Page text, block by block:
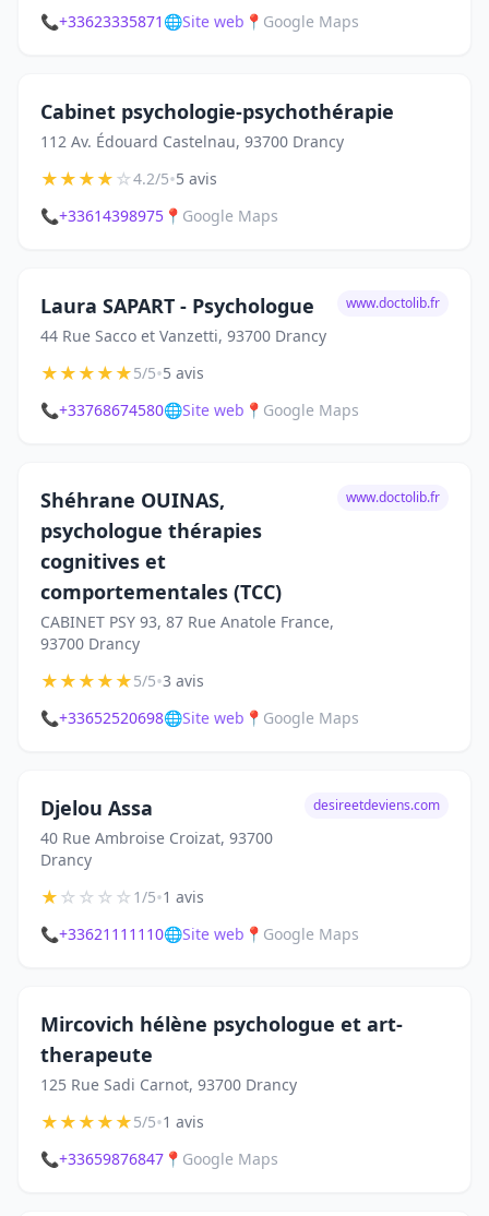
📞+33623335871 🌐Site web 📍 Google Maps
Cabinet psychologie-psychothérapie
112 Av. Édouard Castelnau, 93700 Drancy
★★★★☆4.2/5•5 avis
📞+33614398975 📍 Google Maps
Laura SAPART - Psychologue
44 Rue Sacco et Vanzetti, 93700 Drancy
www.doctolib.fr
★★★★★5/5•5 avis
📞+33768674580🌐Site web 📍 Google Maps
Shéhrane OUINAS,
psychologue thérapies
cognitives et
comportementales (TCC)
CABINET PSY 93, 87 Rue Anatole France,
93700 Drancy
www.doctolib.fr
★★★★★5/5•3 avis
📞+33652520698🌐Site web 📍 Google Maps
Djelou Assa
40 Rue Ambroise Croizat, 93700
Drancy
desireetdeviens.com
★☆☆☆☆1/5•1 avis
📞+33621111110🌐Site web 📍 Google Maps
Mircovich hélène psychologue et art-
therapeute
125 Rue Sadi Carnot, 93700 Drancy
★★★★★5/5•1 avis
📞+33659876847 📍 Google Maps